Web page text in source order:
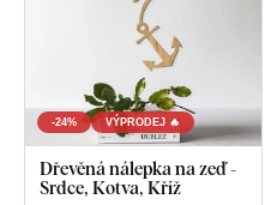
-24% VÝPRODEJ 🔥
Dřevěná nálepka na zeď -
Srdce, Kotva, Kříž